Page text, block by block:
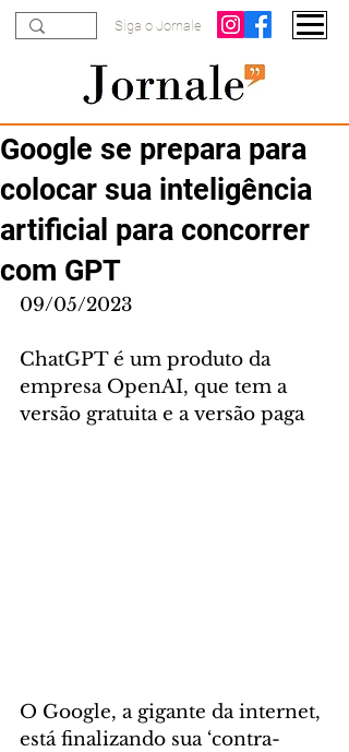
Siga o Jornale
Google se prepara para
colocar sua inteligência
artificial para concorrer
com GPT
09/05/2023
ChatGPT é um produto da
empresa OpenAI, que tem a
versão gratuita e a versão paga
O Google, a gigante da internet,
está finalizando sua ‘contra-